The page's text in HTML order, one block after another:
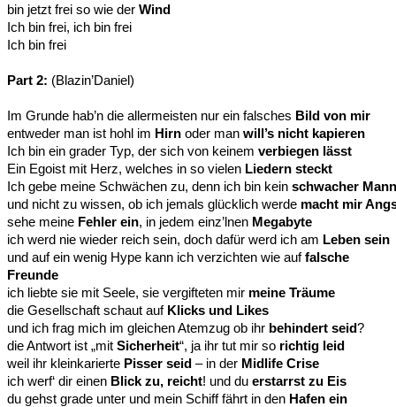
bin jetzt frei so wie der Wind
Ich bin frei, ich bin frei
Ich bin frei
Part 2: (Blazin’Daniel)
Im Grunde hab’n die allermeisten nur ein falsches Bild von mir
entweder man ist hohl im Hirn oder man will’s nicht kapieren
Ich bin ein grader Typ, der sich von keinem verbiegen lässt
Ein Egoist mit Herz, welches in so vielen Liedern steckt
Ich gebe meine Schwächen zu, denn ich bin kein schwacher Mann
und nicht zu wissen, ob ich jemals glücklich werde macht mir
sehe meine Fehler ein, in jedem einz’lnen Megabyte
ich werd nie wieder reich sein, doch dafür werd ich am Leben sein
und auf ein wenig Hype kann ich verzichten wie auffalsche
Freunde
ich liebte sie mit Seele, sie vergifteten mir meine Träume
die Gesellschaft schaut auf Klicks und Likes
und ich frag mich im gleichen Atemzug ob ihr behindert seid?
die Antwort ist „mit Sicherheit“, ja ihr tut mir so richtig leid
weil ihr kleinkarierte Pisser seid – in der Midlife Crise
ich werf‘ dir einen Blick zu, reicht! und du erstarrst zu Eis
du gehst grade unter und mein Schiff fährt in den Hafen ein